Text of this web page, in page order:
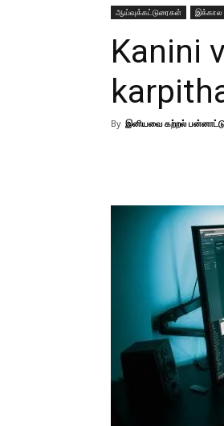
ஆய்வுக்கட்டுரைகள் இக்கால
Kanini
By இனியவை கற்றல்